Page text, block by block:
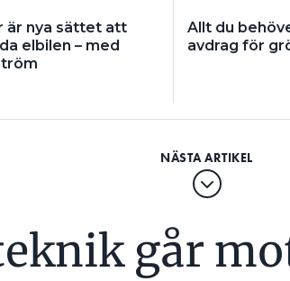
är nya sättet att
elbilen – med
Allt du
avdrag för
går